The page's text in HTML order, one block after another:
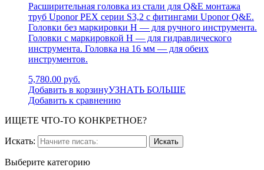
Расширительная головка из стали для Q&E монтажа
труб Uponor PEX серии S3,2 с фитингами Uponor Q&E.
Головки без маркировки Н — для ручного инструмента.
Головки с маркировкой Н — для гидравлического
инструмента. Головка на 16 мм — для обеих
инструментов.
5,780.00 руб.
Добавить в корзинуУЗНАТЬ БОЛЬШЕ
Добавить к сравнению
ИЩЕТЕ ЧТО-ТО КОНКРЕТНОЕ?
Искать:
Выберите категорию